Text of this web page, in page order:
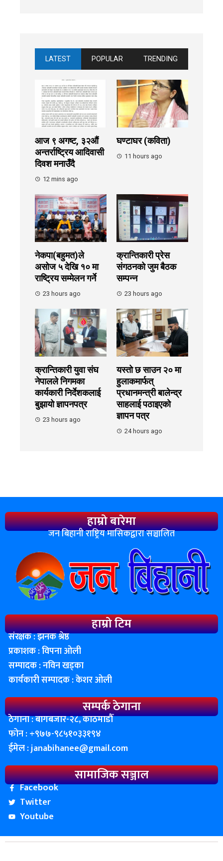
LATEST POPULAR TRENDING
आज ९ अगष्ट, ३२औं
अन्तर्राष्ट्रिय आदिवासी
दिवश मनाउँदै
12 mins ago
घण्टाघर (कविता)
11 hours ago
नेकपा(बहुमत)ले
असोज ५ देखि १० मा
राष्ट्रिय सम्मेलन गर्ने
23 hours ago
क्रान्तिकारी प्रेस
संगठनको जुम बैठक
सम्पन्न
23 hours ago
क्रान्तिकारी युवा संघ
नेपालले निगमका
कार्यकारी निर्देशकलाई
बुझायाे ज्ञापनपत्र
23 hours ago
यस्तो छ साउन २० मा
हुलाकमार्फत्
प्रधानमन्त्री बालेन्द्र
साहलाई पठाइएको
ज्ञापन पत्र
24 hours ago
हाम्रो बारेमा
जन बिहानी राष्ट्रिय मासिकद्वारा सञ्चालित
हाम्रो टिम
संरक्षक : झनक श्रेष्ठ
प्रकाशक : विपना ओली
सम्पादक : नविन खड्का
कार्यकारी सम्पादक : केशर ओली
सम्पर्क ठेगाना
ठेगाना : बागबजार-२८, काठमाडाैँ
फोन : ‌+९७७-९८५१०३३१९४
ईमेल :janabihanee@gmail.com
सामाजिक सञ्जाल
Facebook
Twitter
Youtube